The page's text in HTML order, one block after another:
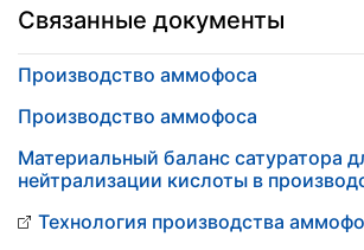
Связанные документы
Производство аммофоса
Производство аммофоса
Материальный баланс сатуратора
нейтрализации кислоты в
Технология производства